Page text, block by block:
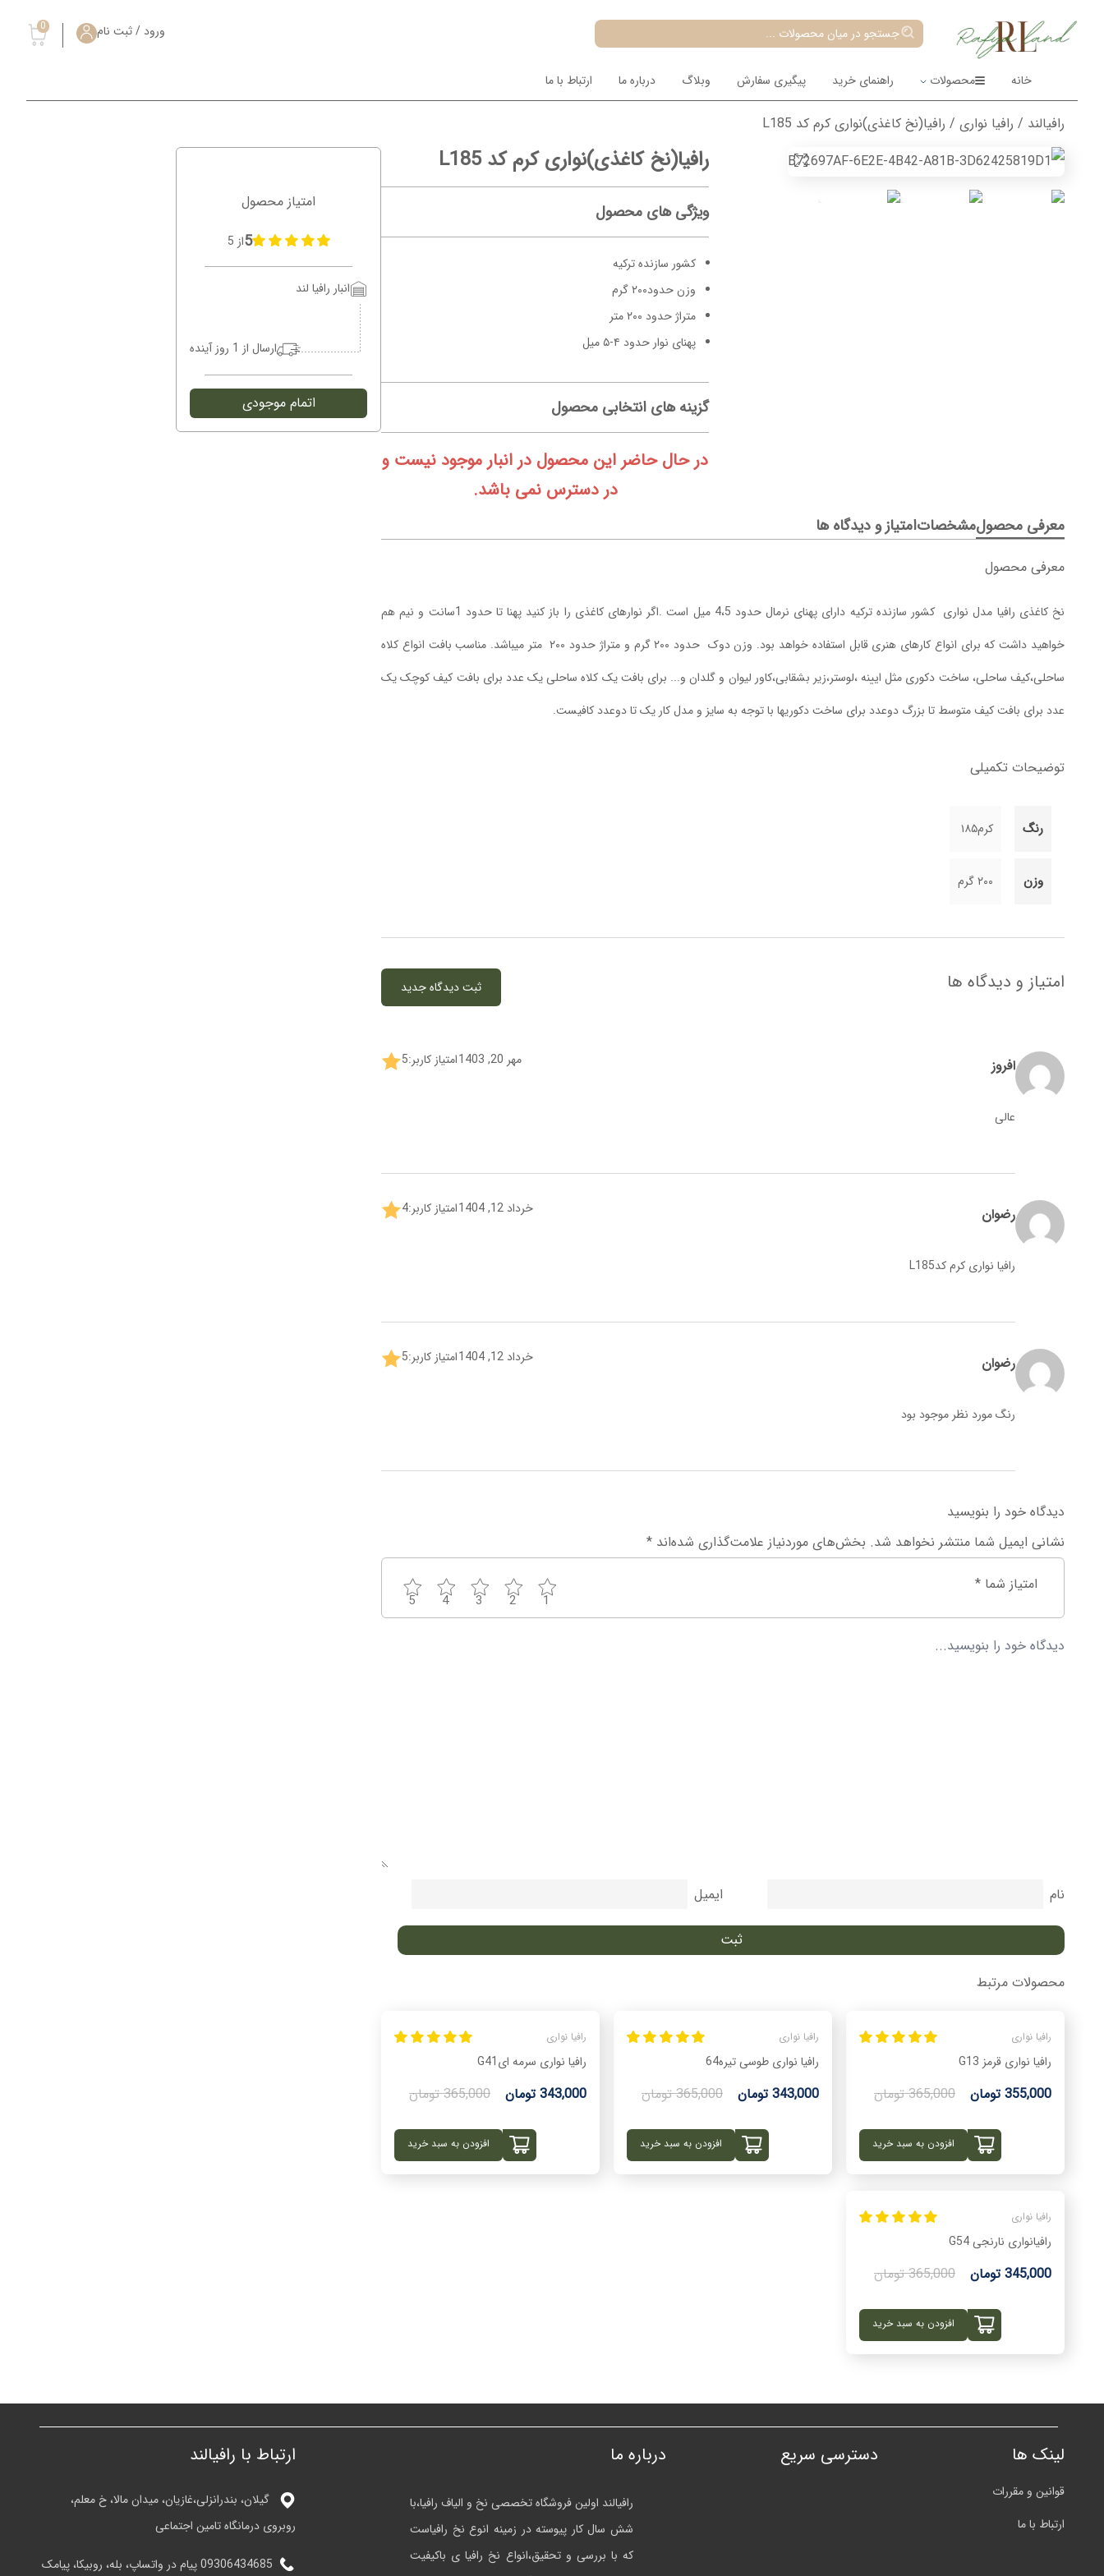
جستجو در میان محصولات ... ورود / ثبت نام 0
خانه محصولات راهنمای خرید پیگیری سفارش وبلاگ درباره ما ارتباط با ما
رافیالند / رافیا نواری / رافیا(نخ کاغذی)نواری کرم کد L185
رافیا(نخ کاغذی)نواری کرم کد L185
ویژگی های محصول
کشور سازنده ترکیه
وزن حدود۲۰۰ گرم
متراژ حدود ۲۰۰ متر
پهنای نوار حدود ۴-۵ میل
گزینه های انتخابی محصول
در حال حاضر این محصول در انبار موجود نیست و
در دسترس نمی باشد.
معرفی محصولمشخصاتامتیاز و دیدگاه ها
معرفی محصول
نخ کاغذی رافیا مدل نواری کشور سازنده ترکیه دارای پهنای نرمال حدود 4،5 میل است .اگر نوارهای کاغذی را باز کنید پهنا تا حدود 1سانت و نیم هم
خواهید داشت که برای انواع کارهای هنری قابل استفاده خواهد بود. وزن دوک حدود ۲۰۰ گرم و متراژ حدود ۲۰۰ متر میباشد. مناسب بافت انواع کلاه
ساحلی،کیف ساحلی، ساخت دکوری مثل ایینه ،لوستر،زیر بشقابی،کاور لیوان و گلدان و... برای بافت یک کلاه ساحلی یک عدد برای بافت کیف کوچک یک
عدد برای بافت کیف متوسط تا بزرگ دوعدد برای ساخت دکوریها با توجه به سایز و مدل کار یک تا دوعدد کافیست.
توضیحات تکمیلی
رنگ کرم۱۸۵
وزن ۲۰۰ گرم
امتیاز و دیدگاه ها ثبت دیدگاه جدید
افروز مهر 20, 1403 امتیاز کاربر:5
عالی
رضوان خرداد 12, 1404 امتیاز کاربر:4
رافیا نواری کرم کدL185
رضوان خرداد 12, 1404 امتیاز کاربر:5
رنگ مورد نظر موجود بود
دیدگاه خود را بنویسید
نشانی ایمیل شما منتشر نخواهد شد. بخش‌های موردنیاز علامت‌گذاری شده‌اند *
امتیاز شما *
1
2
3
4
5
نام ایمیل
محصولات مرتبط
رافیا نواری
رافیا نواری قرمز G13
355,000 تومان 365,000 تومان
افزودن به سبد خرید
رافیا نواری
رافیا نواری طوسی تیره64
343,000 تومان 365,000 تومان
افزودن به سبد خرید
رافیا نواری
رافیا نواری سرمه ایG41
343,000 تومان 365,000 تومان
افزودن به سبد خرید
رافیا نواری
رافیانواری نارنجی G54
345,000 تومان 365,000 تومان
افزودن به سبد خرید
امتیاز محصول
5از 5
انبار رافیا لند
ارسال از 1 روز آینده
اتمام موجودی
لینک ها
قوانین و مقررات
ارتباط با ما
دسترسی سریع درباره ما
رافیالند اولین فروشگاه تخصصی نخ و الیاف رافیا،با
شش سال کار پیوسته در زمینه انوع نخ رافیاست
که با بررسی و تحقیق،انواع نخ رافیا ی باکیفیت
ارتباط با رافیالند
گیلان، بندرانزلی،غازیان، میدان مالا، خ معلم،
روبروی درمانگاه تامین اجتماعی
09306434685 پیام در واتساپ، بله، روبیکا، پیامک